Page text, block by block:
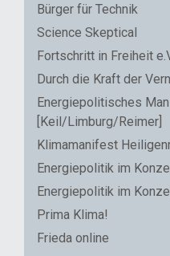
Bürger für Technik
Science Skeptical
Fortschritt in Freiheit
Durch die Kraft der
Energiepolitisches
[Keil/Limburg/Reimer]
Klimamanifest
Energiepolitik im
Energiepolitik im
Prima Klima!
Frieda online